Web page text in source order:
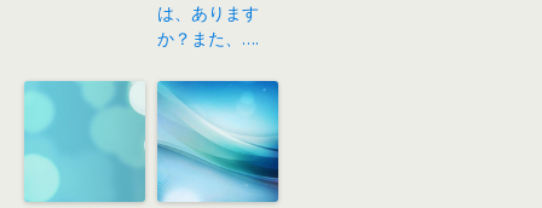
は、あります
か？また、….